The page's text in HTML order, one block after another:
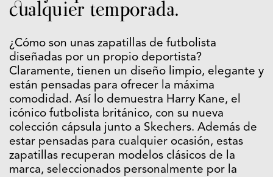
cualquier temporada.
¿Cómo son unas zapatillas de futbolista
diseñadas por un propio deportista?
Claramente, tienen un diseño limpio, elegante y
están pensadas para ofrecer la máxima
comodidad. Así lo demuestra Harry Kane, el
icónico futbolista británico, con su nueva
colección cápsula junto a Skechers. Además de
estar pensadas para cualquier ocasión, estas
zapatillas recuperan modelos clásicos de la
marca, seleccionados personalmente por la